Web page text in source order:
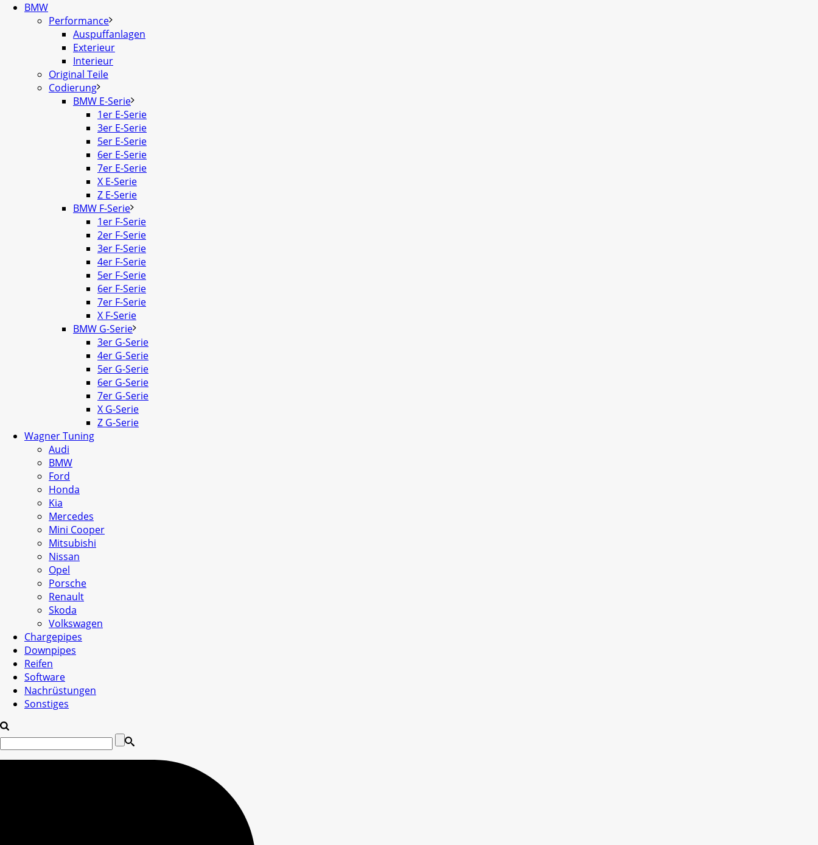
BMW
Performance
Auspuffanlagen
Exterieur
Interieur
Original Teile
Codierung
BMW E-Serie
1er E-Serie
3er E-Serie
5er E-Serie
6er E-Serie
7er E-Serie
X E-Serie
Z E-Serie
BMW F-Serie
1er F-Serie
2er F-Serie
3er F-Serie
4er F-Serie
5er F-Serie
6er F-Serie
7er F-Serie
X F-Serie
BMW G-Serie
3er G-Serie
4er G-Serie
5er G-Serie
6er G-Serie
7er G-Serie
X G-Serie
Z G-Serie
Wagner Tuning
Audi
BMW
Ford
Honda
Kia
Mercedes
Mini Cooper
Mitsubishi
Nissan
Opel
Porsche
Renault
Skoda
Volkswagen
Chargepipes
Downpipes
Reifen
Software
Nachrüstungen
Sonstiges